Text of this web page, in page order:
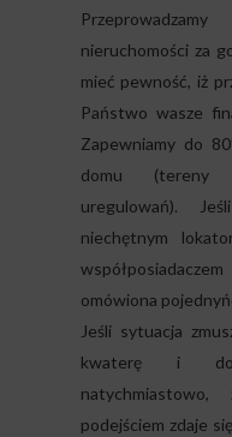
nieruchomości za
mieć pewność, iż
Państwo wasze
Zapewniamy do
domu (tereny
uregulowań).
niechętnym
omówiona
Jeśli sytuacja
kwaterę i
natychmiastowo,
podejściem zdaje